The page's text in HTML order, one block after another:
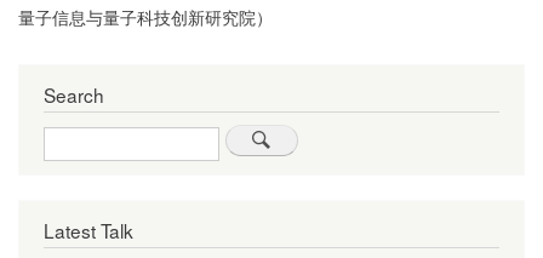
量子信息与量子科技创新研究院）
Search
Search
Latest Talk